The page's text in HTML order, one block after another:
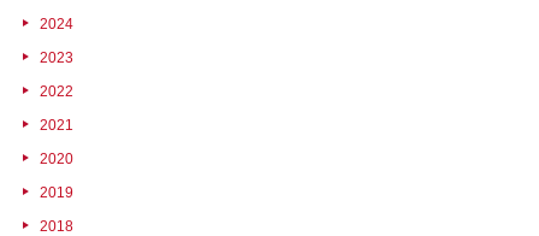
2024
2023
2022
2021
2020
2019
2018